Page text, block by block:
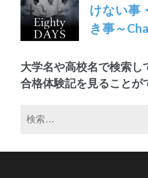
けない事
き事～
大学名や高校名で検索し
合格体験記を見ることが